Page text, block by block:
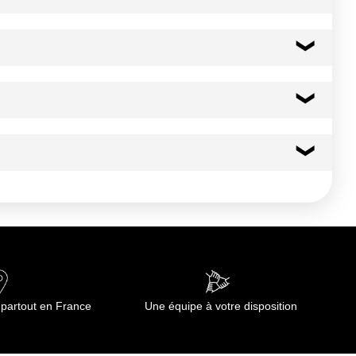
de nos poissons, la présence exceptionnelle
en France Une équipe à votre disposition